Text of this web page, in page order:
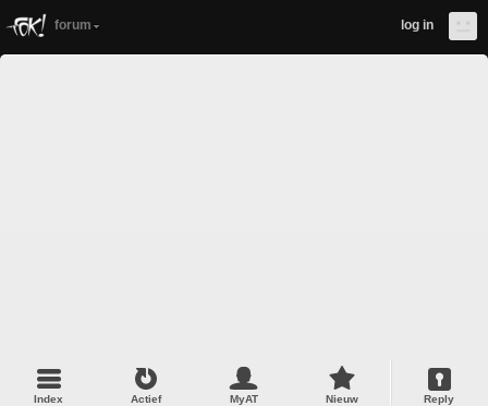
forum log in
Index Actief MyAT Nieuw Reply